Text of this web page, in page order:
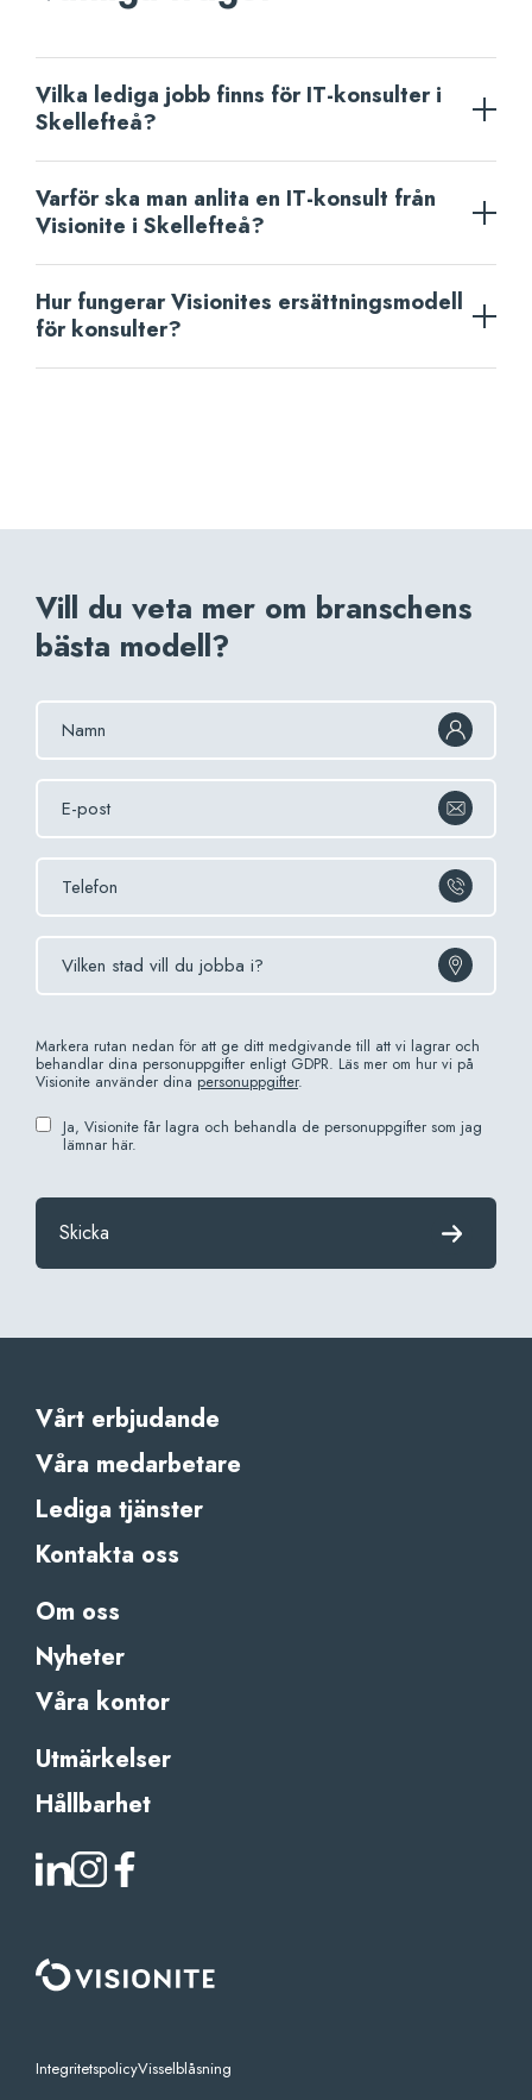
Vilka lediga jobb finns för IT-konsulter i
Skellefteå?
Varför ska man anlita en IT-konsult från
Visionite i Skellefteå?
Hur fungerar Visionites ersättningsmodell
för konsulter?
Vill du veta mer om branschens
bästa modell?
Markera rutan nedan för att ge ditt medgivande till att vi lagrar och
behandlar dina personuppgifter enligt GDPR. Läs mer om hur vi på
Visionite använder dina personuppgifter.
Ja, Visionite får lagra och behandla de personuppgifter som jag
lämnar här.
Skicka
Vårt erbjudande
Våra medarbetare
Lediga tjänster
Kontakta oss
Om oss
Nyheter
Våra kontor
Utmärkelser
Hållbarhet
IntegritetspolicyVisselblåsning